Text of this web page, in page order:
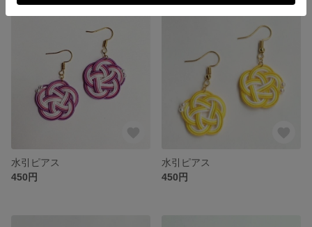
水引ピアス
450円
水引ピアス
450円